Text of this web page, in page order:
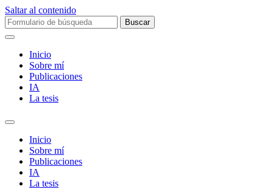
Saltar al contenido
Buscar:
Inicio
Sobre mí­
Publicaciones
IA
La tesis
Alternar
campo
búsqueda
Inicio
Sobre mí­
Publicaciones
IA
La tesis